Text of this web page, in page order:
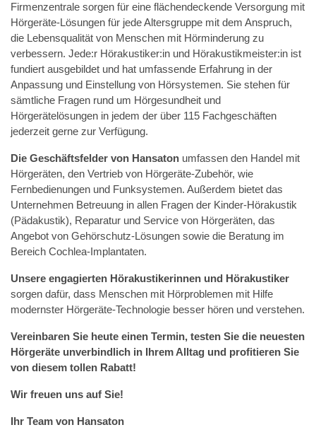
Firmenzentrale sorgen für eine flächendeckende Versorgung mit
Hörgeräte-Lösungen für jede Altersgruppe mit dem Anspruch,
die Lebensqualität von Menschen mit Hörminderung zu
verbessern. Jede:r Hörakustiker:in und Hörakustikmeister:in ist
fundiert ausgebildet und hat umfassende Erfahrung in der
Anpassung und Einstellung von Hörsystemen. Sie stehen für
sämtliche Fragen rund um Hörgesundheit und
Hörgerätelösungen in jedem der über 115 Fachgeschäften
jederzeit gerne zur Verfügung.
Die Geschäftsfelder von Hansaton umfassen den Handel mit
Hörgeräten, den Vertrieb von Hörgeräte-Zubehör, wie
Fernbedienungen und Funksystemen. Außerdem bietet das
Unternehmen Betreuung in allen Fragen der Kinder-Hörakustik
(Pädakustik), Reparatur und Service von Hörgeräten, das
Angebot von Gehörschutz-Lösungen sowie die Beratung im
Bereich Cochlea-Implantaten.
Unsere engagierten Hörakustikerinnen und Hörakustiker
sorgen dafür, dass Menschen mit Hörproblemen mit Hilfe
modernster Hörgeräte-Technologie besser hören und verstehen.
Vereinbaren Sie heute einen Termin, testen Sie die neuesten
Hörgeräte unverbindlich in Ihrem Alltag und profitieren Sie
von diesem tollen Rabatt!
Wir freuen uns auf Sie!
Ihr Team von Hansaton